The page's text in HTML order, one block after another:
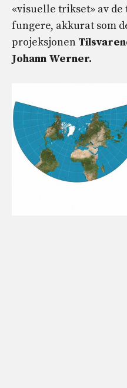
«visuelle trikset» av
fungere, akkurat som
projeksjonen
Johann Werner.